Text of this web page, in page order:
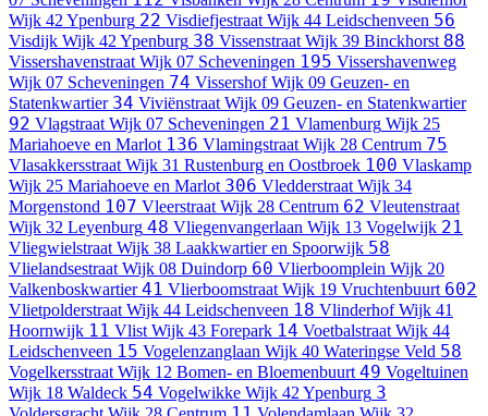
Wijk 42 Ypenburg 22 Visdiefjestraat Wijk 44 Leidschenveen 56
Visdijk Wijk 42 Ypenburg 38 Vissenstraat Wijk 39 Binckhorst 88
Vissershavenstraat Wijk 07 Scheveningen 195 Vissershavenweg
Wijk 07 Scheveningen 74 Vissershof Wijk 09 Geuzen- en
Statenkwartier 34 Viviënstraat Wijk 09 Geuzen- en Statenkwartier
92 Vlagstraat Wijk 07 Scheveningen 21 Vlamenburg Wijk 25
Mariahoeve en Marlot 136 Vlamingstraat Wijk 28 Centrum 75
Vlasakkersstraat Wijk 31 Rustenburg en Oostbroek 100 Vlaskamp
Wijk 25 Mariahoeve en Marlot 306 Vledderstraat Wijk 34
Morgenstond 107 Vleerstraat Wijk 28 Centrum 62 Vleutenstraat
Wijk 32 Leyenburg 48 Vliegenvangerlaan Wijk 13 Vogelwijk 21
Vliegwielstraat Wijk 38 Laakkwartier en Spoorwijk 58
Vlielandsestraat Wijk 08 Duindorp 60 Vlierboomplein Wijk 20
Valkenboskwartier 41 Vlierboomstraat Wijk 19 Vruchtenbuurt 602
Vlietpolderstraat Wijk 44 Leidschenveen 18 Vlinderhof Wijk 41
Hoornwijk 11 Vlist Wijk 43 Forepark 14 Voetbalstraat Wijk 44
Leidschenveen 15 Vogelenzanglaan Wijk 40 Wateringse Veld 58
Vogelkersstraat Wijk 12 Bomen- en Bloemenbuurt 49 Vogeltuinen
Wijk 18 Waldeck 54 Vogelwikke Wijk 42 Ypenburg 3